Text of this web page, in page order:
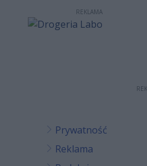
REKLAMA
Prywatność
Reklama